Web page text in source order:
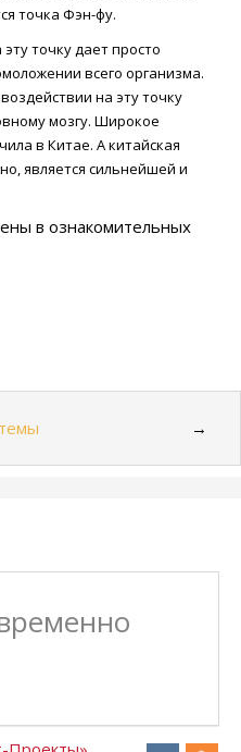
точка Фэн-фу.
точку дает просто
всего организма.
на эту точку
мозгу. Широкое
в Китае. А китайская
является сильнейшей и
в ознакомительных
→